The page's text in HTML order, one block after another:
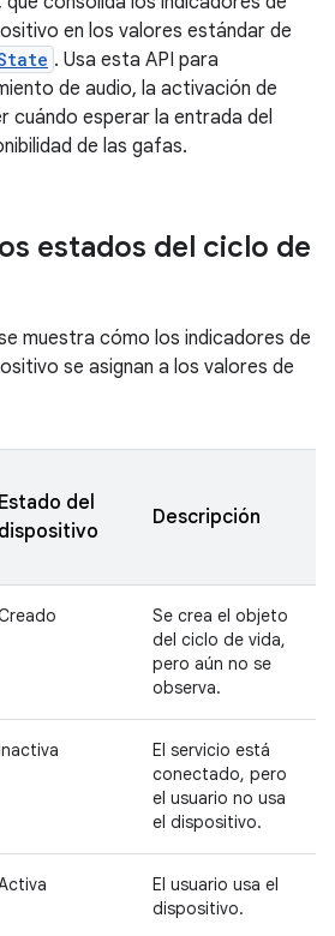
en los valores estándar de
. Usa esta API para
de audio, la activación de
cuándo esperar la entrada del
de las gafas.
estados del ciclo de
muestra cómo los indicadores de
se asignan a los valores de
Estado del
dispositivo
Descripción
Se crea el objeto
del ciclo de vida,
pero aún no se
observa.
El servicio está
conectado, pero
el usuario no usa
el dispositivo.
El usuario usa el
dispositivo.